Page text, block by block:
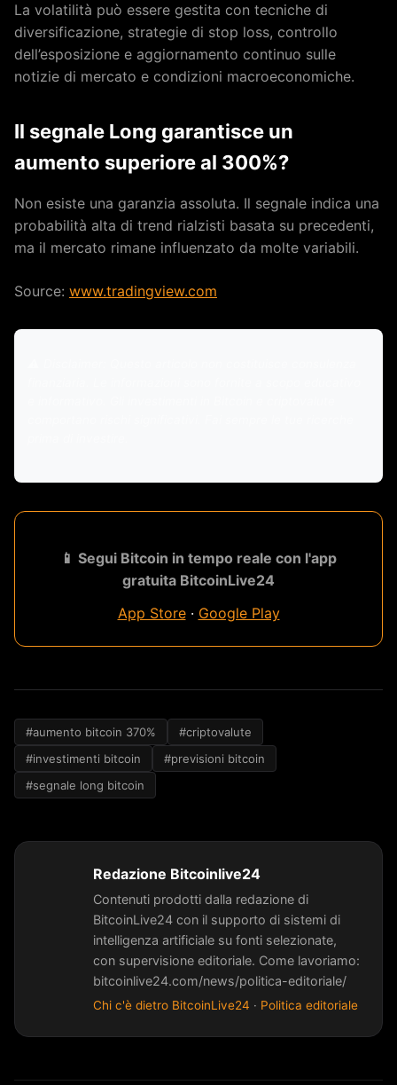
La volatilità può essere gestita con tecniche di
diversificazione, strategie di stop loss, controllo
dell’esposizione e aggiornamento continuo sulle
notizie di mercato e condizioni macroeconomiche.
Il segnale Long garantisce un
aumento superiore al 300%?
Non esiste una garanzia assoluta. Il segnale indica una
probabilità alta di trend rialzisti basata su precedenti,
ma il mercato rimane influenzato da molte variabili.
Source: www.tradingview.com
📱 Segui Bitcoin in tempo reale con l'app
gratuita BitcoinLive24
App Store· Google Play
#aumento bitcoin 370%
#criptovalute
#investimenti bitcoin
#previsioni bitcoin
#segnale long bitcoin
Redazione Bitcoinlive24
Contenuti prodotti dalla redazione di
BitcoinLive24 con il supporto di sistemi di
intelligenza artificiale su fonti selezionate,
con supervisione editoriale. Come lavoriamo:
bitcoinlive24.com/news/politica-editoriale/
Chi c'è dietro BitcoinLive24 · Politica editoriale